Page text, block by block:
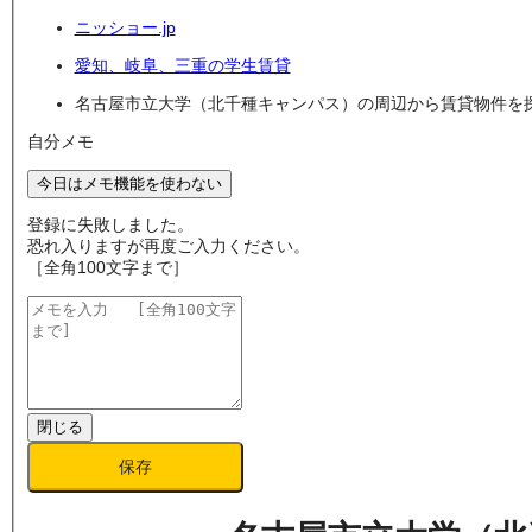
ニッショー.jp
愛知、岐阜、三重の学生賃貸
名古屋市立大学（北千種キャンパス）の周辺から賃貸物件を
自分メモ
今日はメモ機能を使わない
登録に失敗しました。
恐れ入りますが再度ご入力ください。
［全角100文字まで］
閉じる
保存